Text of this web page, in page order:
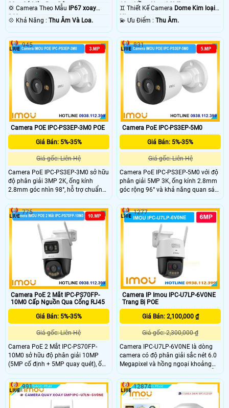
30m Có Màu Ban Ðêm.
💢 Camera Theo Mẫu IP67 xoay
360.
️💠 Khả Năng : Thu Âm Và Loa.
10m Hồng Ngoại SMD.
♊ Thiết Kế Camera Dome Kim loại +
Nhựa.
️💫 Ưu Điểm :Thu Âm.
Camera POE IPC-PS3EP-3M0 POE
Giá Bán: 5%-35%
Giá gốc: Liên Hệ
Camera PoE IPC-PS3EP-3M0 sở hữu
độ phân giải 3MP 2K, ống kính
2.8mm góc nhìn 98°, hỗ trợ chuẩn
nén H.265 và tầm nhìn ban đêm
30m với LED + hồng ngoại. Tích hợp
mic – loa đàm thoại 2 chiều, hỗ trợ
thẻ nhớ 512GB, kết nối PoE và đạt
chuẩn chống nước IP67.
945
Camera PoE IPC-PS3EP-5M0
Giá Bán: 5%-35%
Giá gốc: Liên Hệ
Camera PoE IPC-PS3EP-5M0 với độ
phân giải 5MP 3K, ống kính 2.8mm
góc rộng 96° và khả năng quan sát
đêm 30m với hồng ngoại + LED giúp
theo dõi rõ cả ngày lẫn đêm. IPC-
PS3EP-5M0 cũng tích hợp mic, loa
hỗ trợ đàm thoại 2 chiều, phát hiện
người – phương tiện và lưu trữ thẻ
MicroSD đến 512GB.
831
Camera PoE 2 Mắt IPC-PS70FP-
10M0 Cấp Nguồn Qua Cổng RJ45
Giá Bán: 5%-35%
Giá gốc: Liên Hệ
Camera PoE 2 Mắt IPC-PS70FP-
10M0 sở hữu độ phân giải 10MP
(5MP cố định + 5MP quay quét), ống
kính 3.6mm góc nhìn 76°. Tầm nhìn
ban đêm 30m với LED + hồng ngoại,
mic – loa tích hợp, AI phát hiện
người, phương tiện, xâm nhập và
775
Camera IP Imou IPC-U7LP-6V0NE
Trang Bị POE
Giá Bán: 2,100,000 ₫
Giá gốc: 2,300,000 ₫
Camera IPC-U7LP-6V0NE là dòng
camera có độ phân giải sắc nét 6.0
Megapixel và hồng ngoại khoảng
cách thu hình 30m led trợ sáng hỗ
trợ tầm nhìn ban đêm sáng như ban
ngày,trang bị cổng LAN RJ45, chip
xử lý CMOS, khe thẻ nhớ 512GB
1277
991 12874